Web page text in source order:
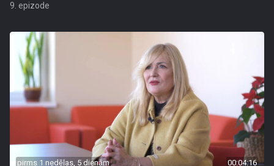
9. epizode
pirms 1 nedēļas, 5 dienām 00:04:16